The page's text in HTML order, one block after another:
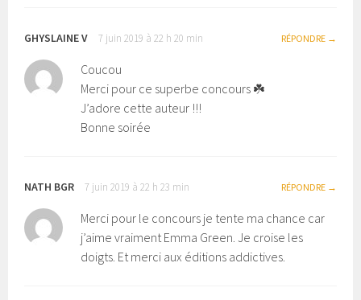
GHYSLAINE V 7 juin 2019 à 22 h 20 min RÉPONDRE
Coucou
Merci pour ce superbe concours ☘️
J’adore cette auteur !!!
Bonne soirée
NATH BGR 7 juin 2019 à 22 h 23 min RÉPONDRE
Merci pour le concours je tente ma chance car
j’aime vraiment Emma Green. Je croise les
doigts. Et merci aux éditions addictives.